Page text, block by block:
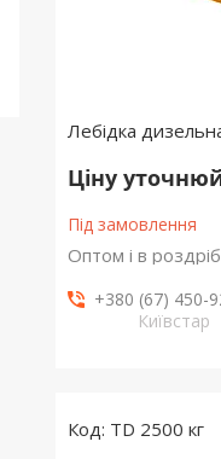
Лебідка
Ціну
Під замовлення
Оптом і в роздріб
+380 (67) 450-
Київстар
TD 2500 кг